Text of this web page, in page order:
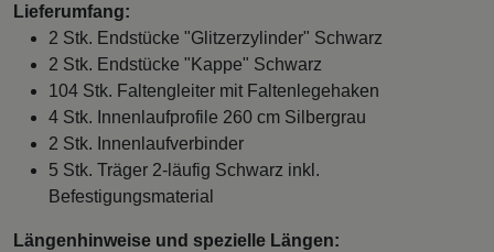
Lieferumfang:
2 Stk. Endstücke "Glitzerzylinder" Schwarz
2 Stk. Endstücke "Kappe" Schwarz
104 Stk. Faltengleiter mit Faltenlegehaken
4 Stk. Innenlaufprofile 260 cm Silbergrau
2 Stk. Innenlaufverbinder
5 Stk. Träger 2-läufig Schwarz inkl.
Befestigungsmaterial
Längenhinweise und spezielle Längen: